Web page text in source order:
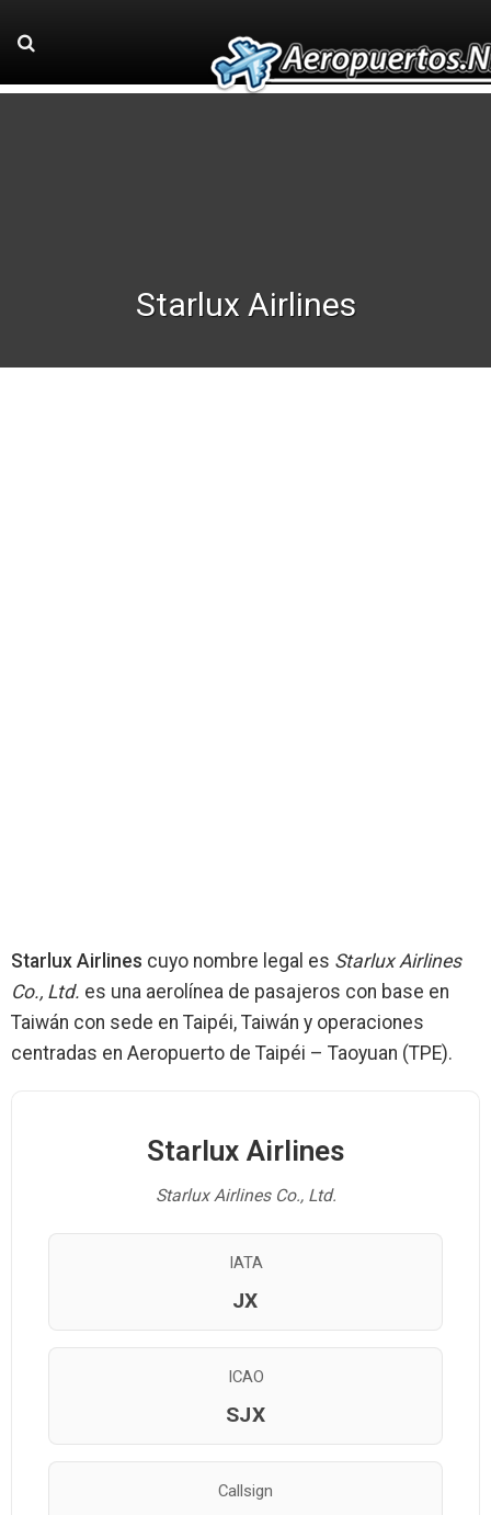
Starlux Airlines
Starlux Airlines cuyo nombre legal es Starlux Airlines
Co., Ltd. es una aerolínea de pasajeros con base en
Taiwán con sede en Taipéi, Taiwán y operaciones
centradas en Aeropuerto de Taipéi – Taoyuan (TPE).
Starlux Airlines
Starlux Airlines Co., Ltd.
IATA
JX
ICAO
SJX
Callsign